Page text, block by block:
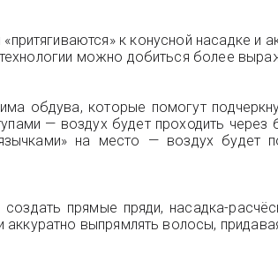
к конусной насадке и
можно добиться более
обдува, которые помогут
— воздух будет проходить
на место — воздух будет
прямые пряди, насадка-
аккуратно выпрямлять волосы,